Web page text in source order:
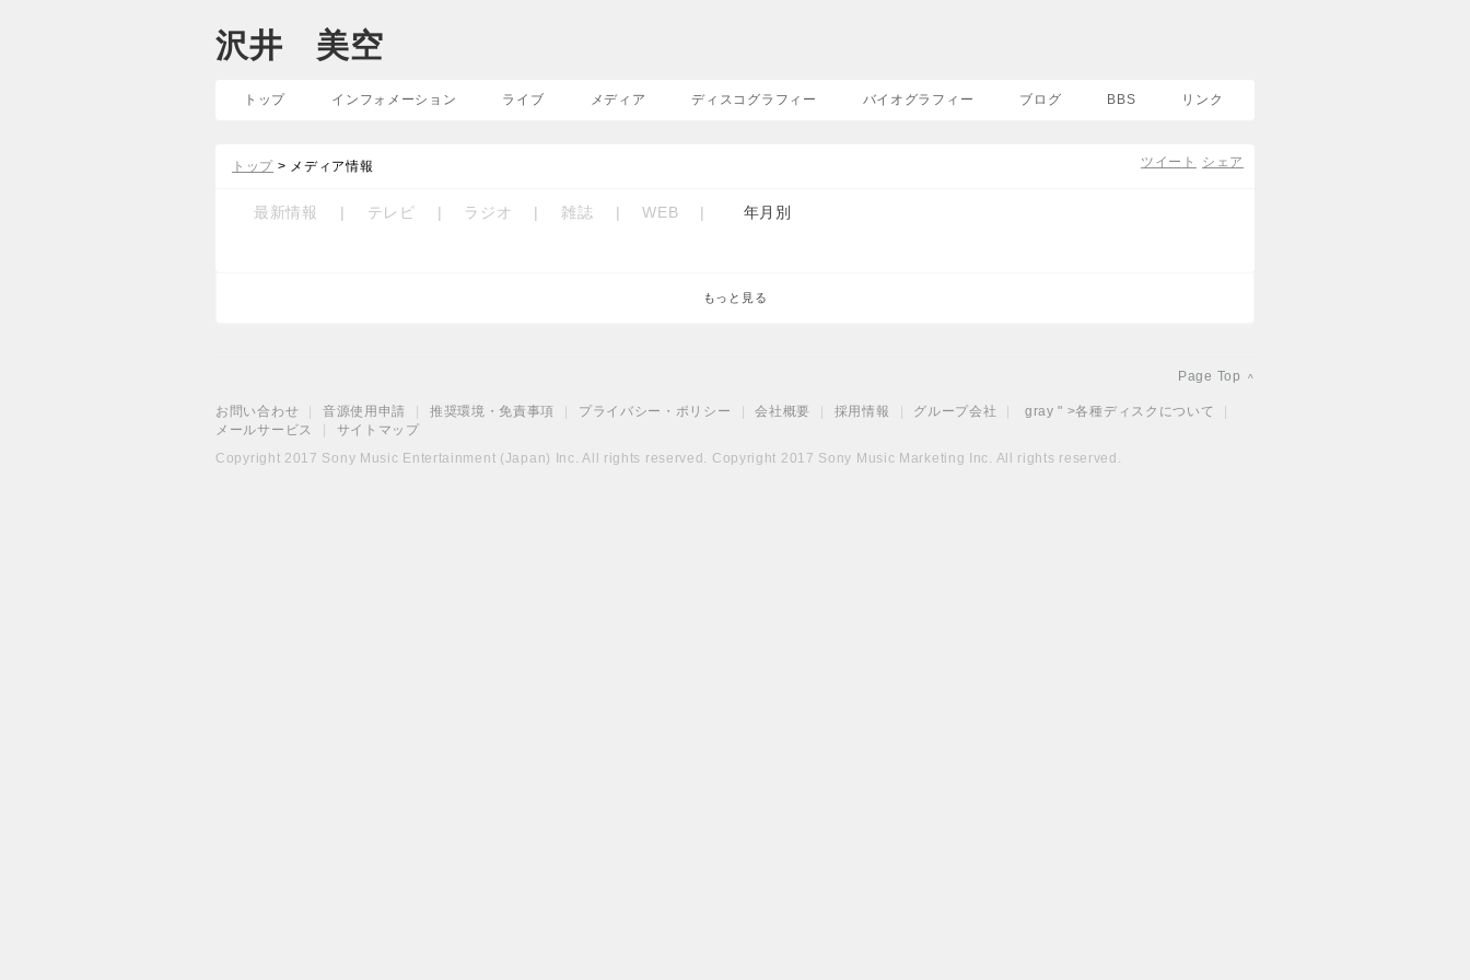
沢井 美空
トップ インフォメーション ライブ メディア ディスコグラフィー バイオグラフィー ブログ BBS リンク
トップ > メディア情報 シェア
ツイート
最新情報 | テレビ | ラジオ | 雑誌 | WEB | 年月別
もっと見る
Page Top ^
お問い合わせ 音源使用申請 推奨環境・免責事項 プライバシー・ポリシー 会社概要 採用情報 グループ会社 gray " >各種ディスクについて
メールサービス
サイトマップ
Copyright 2017 Sony Music Entertainment (Japan) Inc. All rights reserved. Copyright 2017 Sony Music Marketing Inc. All rights reserved.